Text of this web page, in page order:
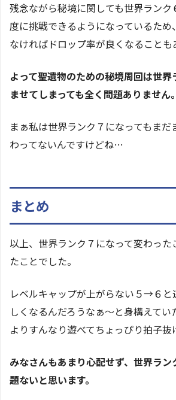
残念ながら秘境に関しても世界ラン
度に挑戦できるようになっているため
なければドロップ率が良くなることも
よって聖遺物のための秘境周回は世
ませてしまっても全く問題ありません。
まぁ私は世界ランク７になってもま
わってないんですけどね…
まとめ
以上、世界ランク７になって変わった
たことでした。
レベルキャップが上がらない５→６と
しくなるんだろうなぁ〜と身構えて
よりすんなり遊べてちょっぴり拍子抜
みなさんもあまり心配せず、世界ラン
題ないと思います。